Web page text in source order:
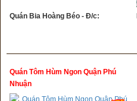
Quán Bia Hoàng Béo - Đ/c:
Quán Tôm Hùm Ngon Quận Phú
Nhuận